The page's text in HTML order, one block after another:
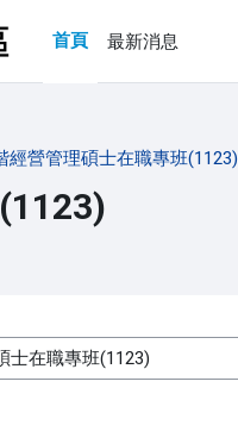
首頁
最新消息
經營管理碩士在職專班(1123)